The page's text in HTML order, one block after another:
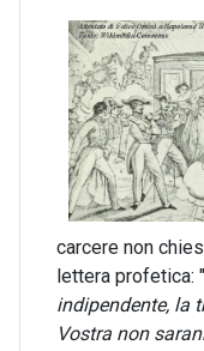
carcere non
lettera profetica: "
indipendente, la
Vostra non